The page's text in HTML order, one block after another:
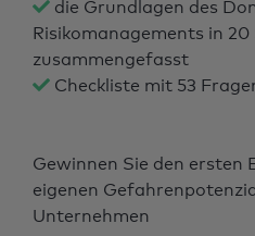
die Grundlagen des
Risikomanagements in 20
zusammengefasst
Checkliste mit 53
Gewinnen Sie den ersten
eigenen
Unternehmen